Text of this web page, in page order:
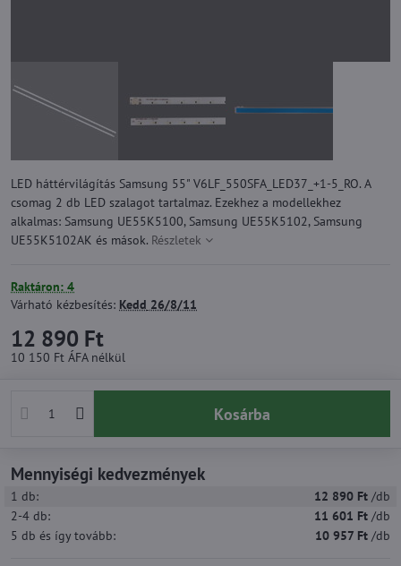
LED háttérvilágítás Samsung 55" V6LF_550SFA_LED37_+1-5_RO. A
csomag 2 db LED szalagot tartalmaz. Ezekhez a modellekhez
alkalmas: Samsung UE55K5100, Samsung UE55K5102, Samsung
UE55K5102AK és mások. Részletek
Raktáron: 4
Várható kézbesítés: Kedd 26/8/11
12 890 Ft
10 150 Ft ÁFA nélkül
Kosárba
Mennyiségi kedvezmények
1 db: 12 890 Ft /db
2-4 db: 11 601 Ft /db
5 db és így tovább: 10 957 Ft /db